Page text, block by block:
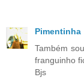
Pimentinha
Também
franguinho
Bjs